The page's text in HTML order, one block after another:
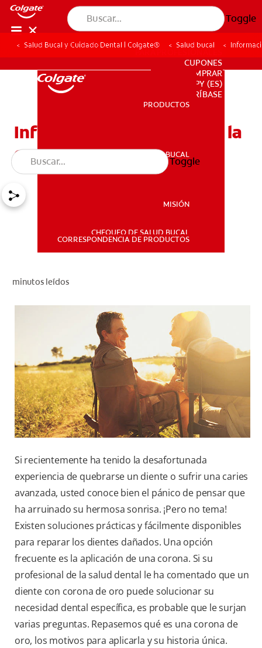
Toggle
PRODUCTOS
SALUD BUCAL
PARA PROFESIONALES
DONDE COMPRAR
PY (ES)
PARA PROFESIONALES
CUPONES
DONDE COMPRAR
PY (ES)
SUSCRÍBASE
PRODUCTOS
SALUD BUCAL
MISIÓN
CHEQUEO DE SALUD BUCAL
CORRESPONDENCIA DE PRODUCTOS
Toggle
Salud Bucal y Cuidado Dental | Colgate® Salud bucal
Información e historia de la
corona dental de oro
minutos leídos
Si recientemente ha tenido la desafortunada
experiencia de quebrarse un diente o sufrir una caries
avanzada, usted conoce bien el pánico de pensar que
ha arruinado su hermosa sonrisa. ¡Pero no tema!
Existen soluciones prácticas y fácilmente disponibles
para reparar los dientes dañados. Una opción
frecuente es la aplicación de una corona. Si su
profesional de la salud dental le ha comentado que un
diente con corona de oro puede solucionar su
necesidad dental específica, es probable que le surjan
varias preguntas. Repasemos qué es una corona de
oro, los motivos para aplicarla y su historia única.